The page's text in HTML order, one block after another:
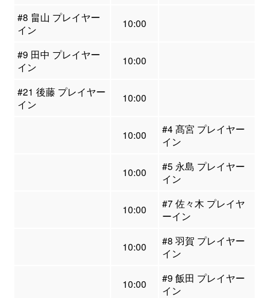
#8 畠山 プレイヤー
イン
10:00
#9 田中 プレイヤー
イン
10:00
#21 後藤 プレイヤー
イン
10:00
10:00
#4 髙宮 プレイヤー
イン
10:00
#5 永島 プレイヤー
イン
10:00
#7 佐々木 プレイヤ
ーイン
10:00
#8 羽賀 プレイヤー
イン
10:00
#9 飯田 プレイヤー
イン